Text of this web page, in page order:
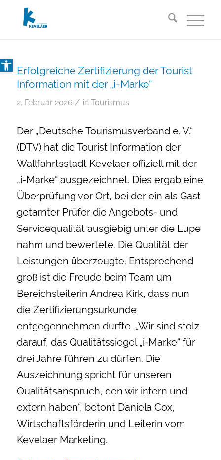
Open toolbar
Erfolgreiche Zertifizierung der Tourist
Information mit der „i-Marke“
2. Februar 2026 / in Tourismus
Der „Deutsche Tourismusverband e. V.“
(DTV) hat die Tourist Information der
Wallfahrtsstadt Kevelaer offiziell mit der
„i-Marke“ ausgezeichnet. Dies ergab eine
Überprüfung vor Ort, bei der ein als Gast
getarnter Prüfer die Angebots- und
Servicequalität ausgiebig unter die Lupe
nahm und bewertete. Die Qualität der
Leistungen überzeugte. Entsprechend
groß ist die Freude beim Team um
Bereichsleiterin Andrea Kirk, dass nun
die Zertifizierungsurkunde
entgegennehmen durfte. „Wir sind stolz
darauf, das Qualitätssiegel „i-Marke“ für
drei Jahre führen zu dürfen. Die
Auszeichnung spricht für unseren
Qualitätsanspruch, den wir intern und
extern haben“, betont Daniela Cox,
Wirtschaftsförderin und Leiterin vom
Kevelaer Marketing.